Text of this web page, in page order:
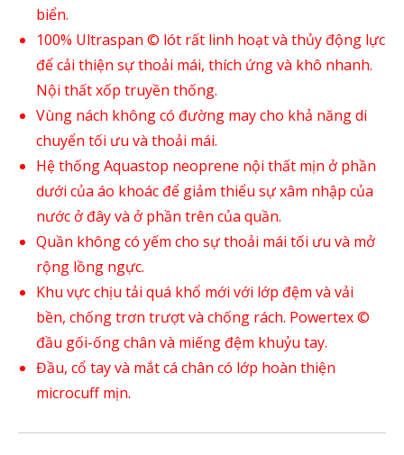
biển.
100% Ultraspan © lót rất linh hoạt và thủy động lực
để cải thiện sự thoải mái, thích ứng và khô nhanh.
Nội thất xốp truyền thống.
Vùng nách không có đường may cho khả năng di
chuyển tối ưu và thoải mái.
Hệ thống Aquastop neoprene nội thất mịn ở phần
dưới của áo khoác để giảm thiểu sự xâm nhập của
nước ở đây và ở phần trên của quần.
Quần không có yếm cho sự thoải mái tối ưu và mở
rộng lồng ngực.
Khu vực chịu tải quá khổ mới với lớp đệm và vải
bền, chống trơn trượt và chống rách. Powertex ©
đầu gối-ống chân và miếng đệm khuỷu tay.
Đầu, cổ tay và mắt cá chân có lớp hoàn thiện
microcuff mịn.